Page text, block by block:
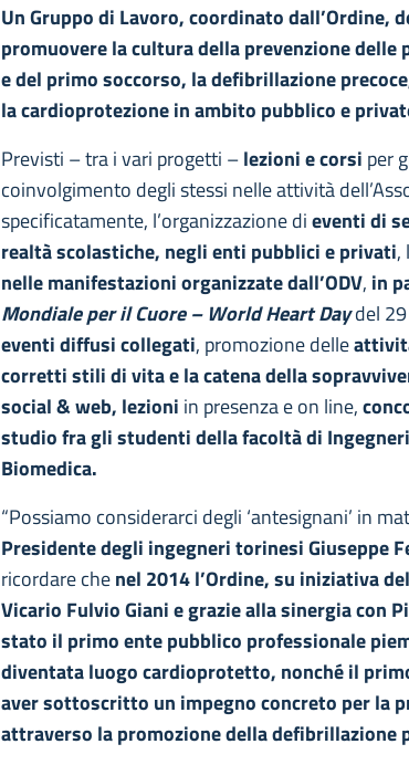
Un Gruppo di Lavoro, coordinato dall’Ordine,
promuovere la cultura della prevenzione delle
e del primo soccorso, la defibrillazione
la cardioprotezione in ambito pubblico e
Previsti – tra i vari progetti –lezioni e corsi per
coinvolgimento degli stessi nelle attività
specificatamente, l’organizzazione dieventi di
realtà scolastiche, negli enti pubblici e privati,
nelle manifestazioni organizzate dall’ODV, in
Mondiale per il Cuore – World Heart Daydel 29
eventi diffusi collegati, promozione delle
corretti stili di vita e la catena della
social & web, lezioni in presenza e on line,
studio fra gli studenti della facoltà di
Biomedica.
“Possiamo considerarci degli ‘antesignani’ in
Presidente degli ingegneri torinesi Giuseppe
ricordare chenel 2014 l’Ordine, su iniziativa
Vicario Fulvio Giani e grazie alla sinergia con
stato il primo ente pubblico professionale
diventata luogo cardioprotetto, nonché il
aver sottoscritto un impegno concreto per la
attraverso la promozione della defibrillazione